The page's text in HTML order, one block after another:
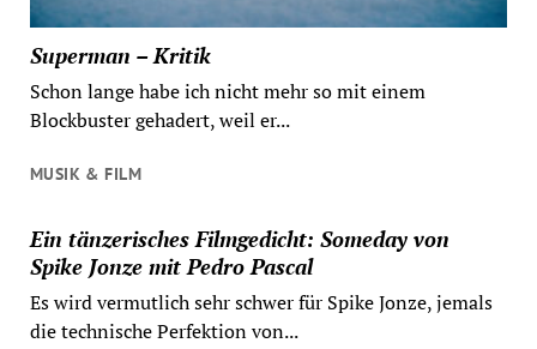
Superman – Kritik
Schon lange habe ich nicht mehr so mit einem
Blockbuster gehadert, weil er...
MUSIK & FILM
Ein tänzerisches Filmgedicht: Someday von
Spike Jonze mit Pedro Pascal
Es wird vermutlich sehr schwer für Spike Jonze, jemals
die technische Perfektion von...